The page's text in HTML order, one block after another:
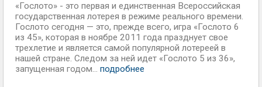
«Гослото» - это первая и единственная Всероссийская
государственная лотерея в режиме реального времени.
Гослото сегодня — это, прежде всего, игра «Гослото 6
из 45», которая в ноябре 2011 года празднует свое
трехлетие и является самой популярной лотереей в
нашей стране. Следом за ней идет «Гослото 5 из 36»,
запущенная годом... подробнее